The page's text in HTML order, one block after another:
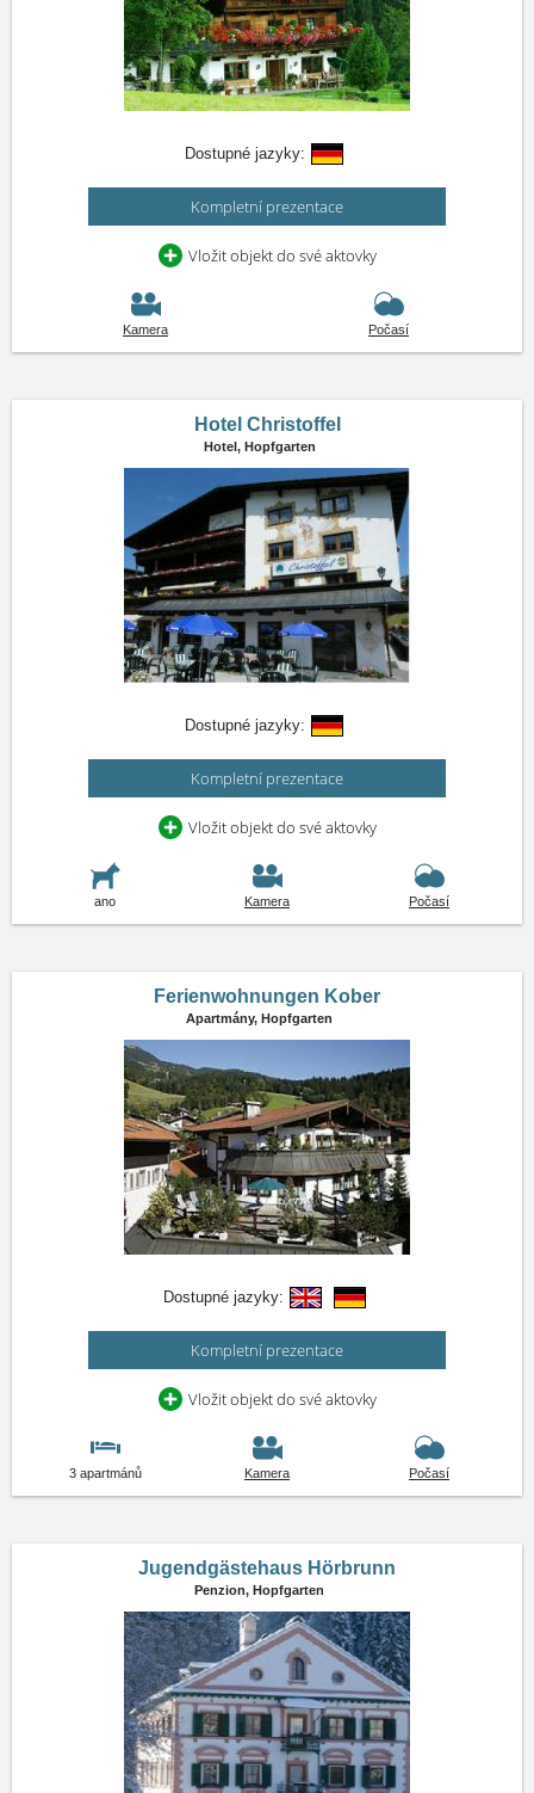
Dostupné jazyky:
Kompletní prezentace
Vložit objekt do své aktovky
Kamera Počasí
Hotel Christoffel
Hotel, Hopfgarten
Dostupné jazyky:
Kompletní prezentace
Vložit objekt do své aktovky
ano Kamera Počasí
Ferienwohnungen Kober
Apartmány, Hopfgarten
Dostupné jazyky:
Kompletní prezentace
Vložit objekt do své aktovky
3 apartmánů Kamera Počasí
Jugendgästehaus Hörbrunn
Penzion, Hopfgarten